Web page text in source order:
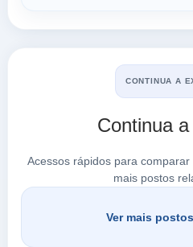
7470-011
Procurar em Sousel
CONTINUA A
Continua
Acessos rápidos para
mais postos
Ver mais